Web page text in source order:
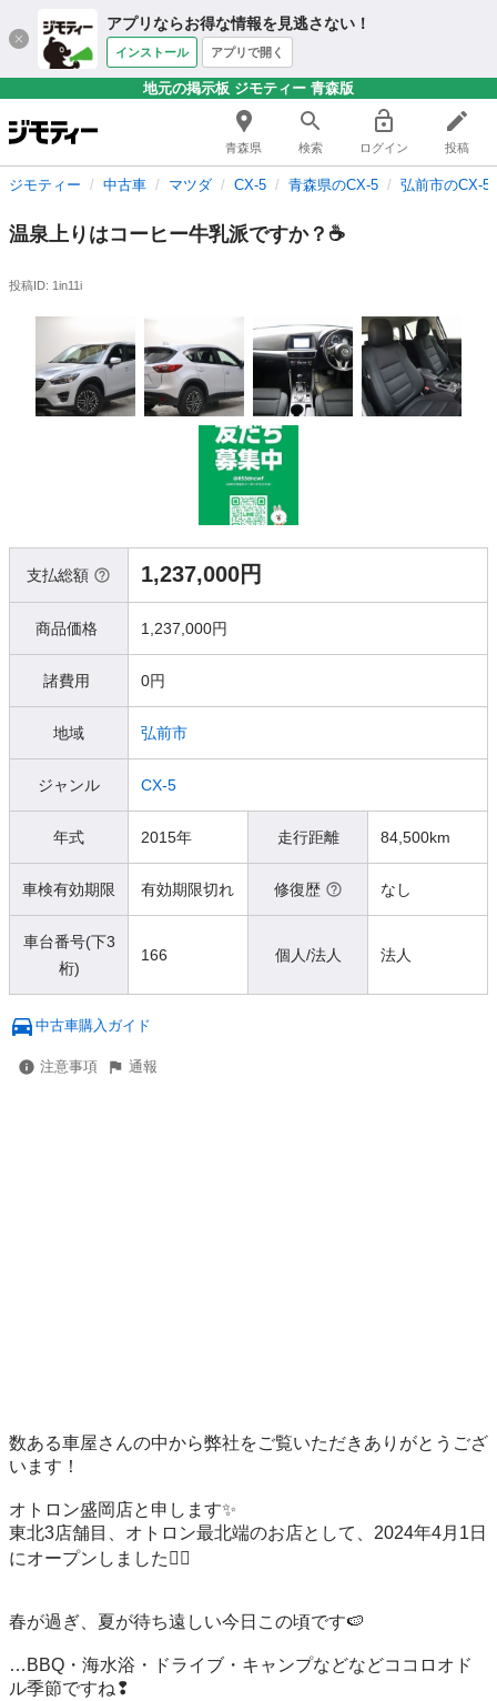
アプリならお得な情報を見逃さない！
インストール アプリで開く
地元の掲示板 ジモティー 青森版
青森県 検索 ログイン 投稿
ジモティー 中古車 マツダ CX-5 青森県のCX-5 弘前市のCX-5
温泉上りはコーヒー牛乳派ですか？☕
投稿ID: 1in11i
支払総額 1,237,000円
商品価格 1,237,000円
諸費用 0円
地域 弘前市
ジャンル CX-5
年式 2015年 走行距離 84,500km
車検有効期限 有効期限切れ 修復歴 なし
車台番号(下3
桁)
166 個人/法人 法人
中古車購入ガイド
注意事項 通報
数ある車屋さんの中から弊社をご覧いただきありがとうござ
います！
オトロン盛岡店と申します✨
東北3店舗目、オトロン最北端のお店として、2024年4月1日
にオープンしました❤️‍🔥
春が過ぎ、夏が待ち遠しい今日この頃です🍉
…BBQ・海水浴・ドライブ・キャンプなどなどココロオド
ル季節ですね❢